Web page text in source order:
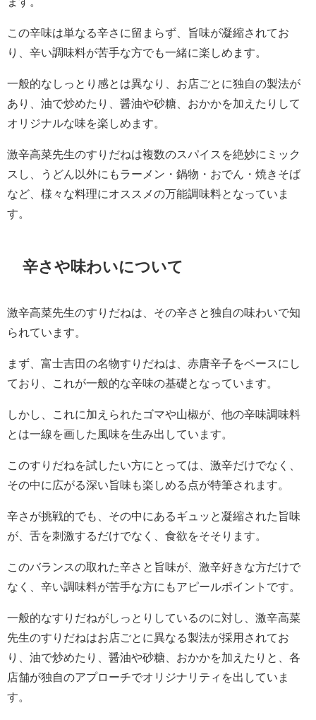
この辛味は単なる辛さに留まらず、旨味が凝縮されてお
り、辛い調味料が苦手な方でも一緒に楽しめます。
一般的なしっとり感とは異なり、お店ごとに独自の製法が
あり、油で炒めたり、醤油や砂糖、おかかを加えたりして
オリジナルな味を楽しめます。
激辛高菜先生のすりだねは複数のスパイスを絶妙にミック
スし、うどん以外にもラーメン・鍋物・おでん・焼きそば
など、様々な料理にオススメの万能調味料となっていま
す。
辛さや味わいについて
激辛高菜先生のすりだねは、その辛さと独自の味わいで知
られています。
まず、富士吉田の名物すりだねは、赤唐辛子をベースにし
ており、これが一般的な辛味の基礎となっています。
しかし、これに加えられたゴマや山椒が、他の辛味調味料
とは一線を画した風味を生み出しています。
このすりだねを試したい方にとっては、激辛だけでなく、
その中に広がる深い旨味も楽しめる点が特筆されます。
辛さが挑戦的でも、その中にあるギュッと凝縮された旨味
が、舌を刺激するだけでなく、食欲をそそります。
このバランスの取れた辛さと旨味が、激辛好きな方だけで
なく、辛い調味料が苦手な方にもアピールポイントです。
一般的なすりだねがしっとりしているのに対し、激辛高菜
先生のすりだねはお店ごとに異なる製法が採用されてお
り、油で炒めたり、醤油や砂糖、おかかを加えたりと、各
店舗が独自のアプローチでオリジナリティを出していま
す。